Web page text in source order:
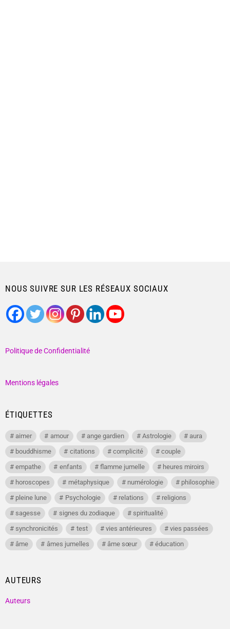
NOUS SUIVRE SUR LES RÉSEAUX SOCIAUX
Politique de Confidentialité
Mentions légales
ÉTIQUETTES
aimer amour ange gardien Astrologie
aura
bouddhisme
citations complicité
couple
empathe
enfants flamme jumelle
heures miroirs
horoscopes
métaphysique numérologie
philosophie
pleine lune
Psychologie relations
religions
sagesse
signes du zodiaque
spiritualité
synchronicités
test vies antérieures
vies passées
âme
âmes jumelles âme sœur éducation
AUTEURS
Auteurs